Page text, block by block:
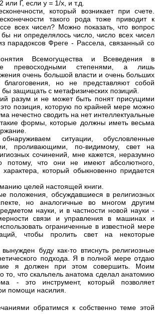
Ґ, если у = 1/х, и т.д.
который возникает при счете.
такого рода тоже приводит к
всех чисел? Можно показать, что вопрос
ни определялось число, число всех чисел
парадоксов Фреге - Рассела, связанный со
Всемогущества и Всеведения в
не превосходными степенями, а лишь
очень большой власти и очень больших
но не представляют собой
защищать с метафизических позиций.
разум и не может быть понят присущими
позиция, которую по крайней мере можно
нечестно сводить на нет интеллектуальные
формы, которые должны иметь весьма
ситуации, обусловленные
проливающими, по-видимому, свет на
сочинений, мне кажется, неразумно
потому, что они не имеют абсолютного,
который обыкновенно придается
целей настоящей книги.
положения, обсуждавшиеся в религиозных
но аналогичные во многом другим
науки, и в частности новой науки -
связи и управления в машинах и
ограниченные в известной мере
чтобы пролить свет на некоторые
буду как-то втиснуть религиозные
подхода. Я в полной мере отдаю
я должен при этом совершить. Моим
то, что скальпель анатома сделал анатомию
- это инструмент, который позволяет
помощи насилия.
обратимся к собственно теме этой